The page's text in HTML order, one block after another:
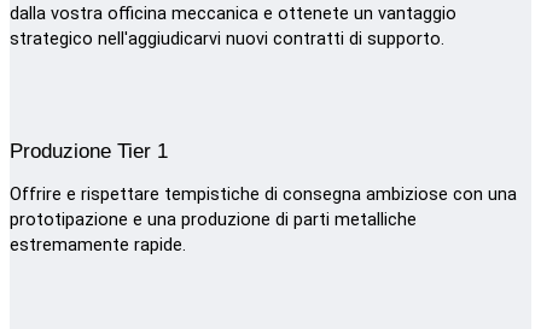
dalla vostra officina meccanica e ottenete un vantaggio
strategico nell'aggiudicarvi nuovi contratti di supporto.
Produzione Tier 1
Offrire e rispettare tempistiche di consegna ambiziose con una
prototipazione e una produzione di parti metalliche
estremamente rapide.